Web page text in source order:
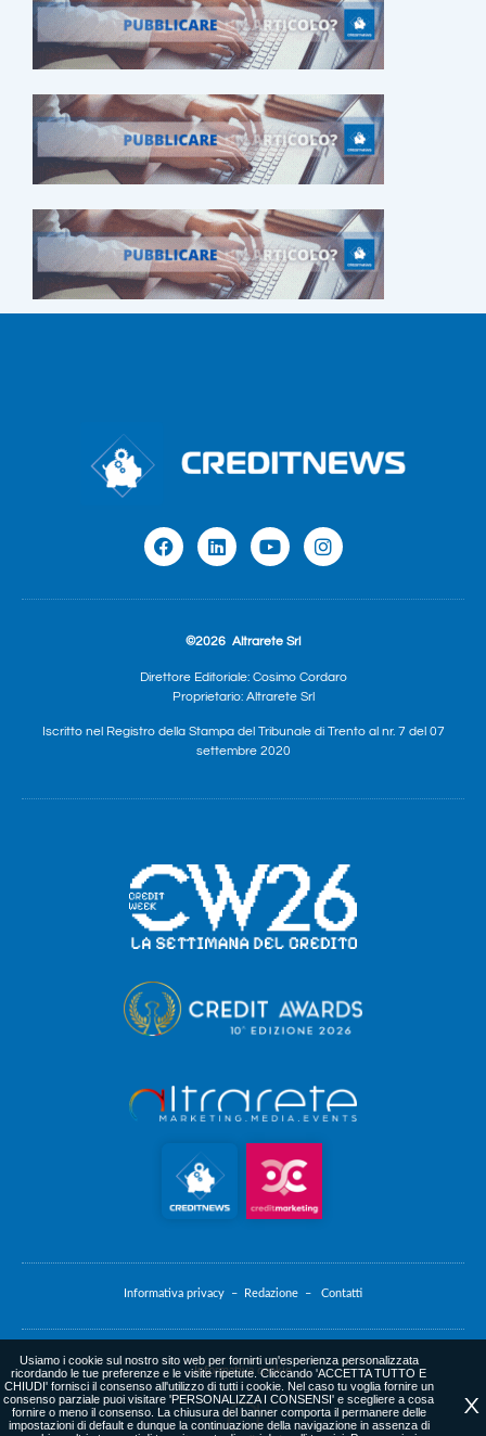
©2026 Altrarete Srl
Direttore Editoriale: Cosimo Cordaro
Proprietario: Altrarete Srl
Iscritto nel Registro della Stampa del Tribunale di Trento al nr. 7 del 07
settembre 2020
Informativa privacy – Redazione – Contatti
Informativa cookie
X
Usiamo i cookie sul nostro sito web per fornirti un'esperienza personalizzata
ricordando le tue preferenze e le visite ripetute. Cliccando 'ACCETTA TUTTO E
CHIUDI' fornisci il consenso all'utilizzo di tutti i cookie. Nel caso tu voglia fornire un
consenso parziale puoi visitare 'PERSONALIZZA I CONSENSI' e scegliere a cosa
fornire o meno il consenso. La chiusura del banner comporta il permanere delle
impostazioni di default e dunque la continuazione della navigazione in assenza di